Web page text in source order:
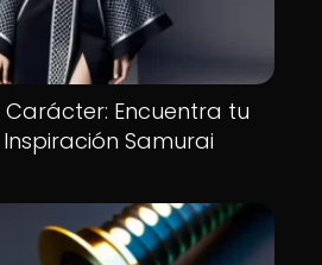
Carácter: Encuentra tu
Samurai